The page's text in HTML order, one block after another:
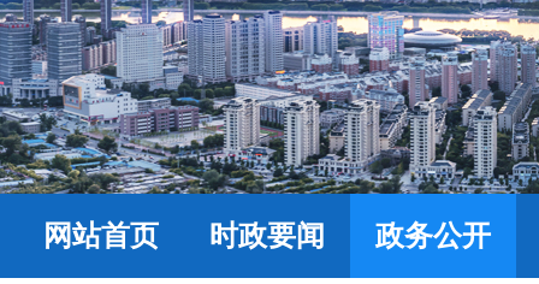
网站首页 时政要闻 政务公开